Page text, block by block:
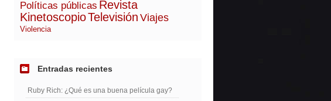
Políticas públicas Revista
KinetoscopioTelevisiónViajes
Violencia
Entradas recientes
Ruby Rich: ¿Qué es una buena película gay?